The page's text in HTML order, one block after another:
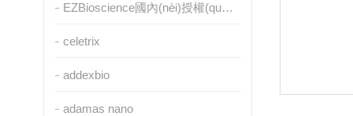
EZBioscience國內(nèi)授權(quán)代理
celetrix
addexbio
adamas nano